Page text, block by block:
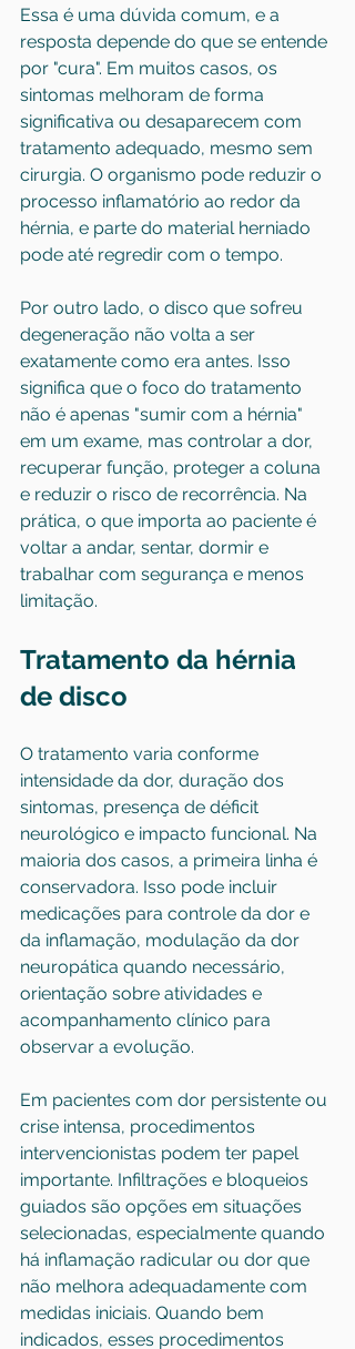
Essa é uma dúvida comum, e a
resposta depende do que se entende
por "cura". Em muitos casos, os
sintomas melhoram de forma
significativa ou desaparecem com
tratamento adequado, mesmo sem
cirurgia. O organismo pode reduzir o
processo inflamatório ao redor da
hérnia, e parte do material herniado
pode até regredir com o tempo.
Por outro lado, o disco que sofreu
degeneração não volta a ser
exatamente como era antes. Isso
significa que o foco do tratamento
não é apenas "sumir com a hérnia"
em um exame, mas controlar a dor,
recuperar função, proteger a coluna
e reduzir o risco de recorrência. Na
prática, o que importa ao paciente é
voltar a andar, sentar, dormir e
trabalhar com segurança e menos
limitação.
Tratamento da hérnia
de disco
O tratamento varia conforme
intensidade da dor, duração dos
sintomas, presença de déficit
neurológico e impacto funcional. Na
maioria dos casos, a primeira linha é
conservadora. Isso pode incluir
medicações para controle da dor e
da inflamação, modulação da dor
neuropática quando necessário,
orientação sobre atividades e
acompanhamento clínico para
observar a evolução.
Em pacientes com dor persistente ou
crise intensa, procedimentos
intervencionistas podem ter papel
importante. Infiltrações e bloqueios
guiados são opções em situações
selecionadas, especialmente quando
há inflamação radicular ou dor que
não melhora adequadamente com
medidas iniciais. Quando bem
indicados, esses procedimentos